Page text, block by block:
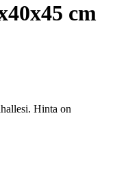
cm
Hinta on